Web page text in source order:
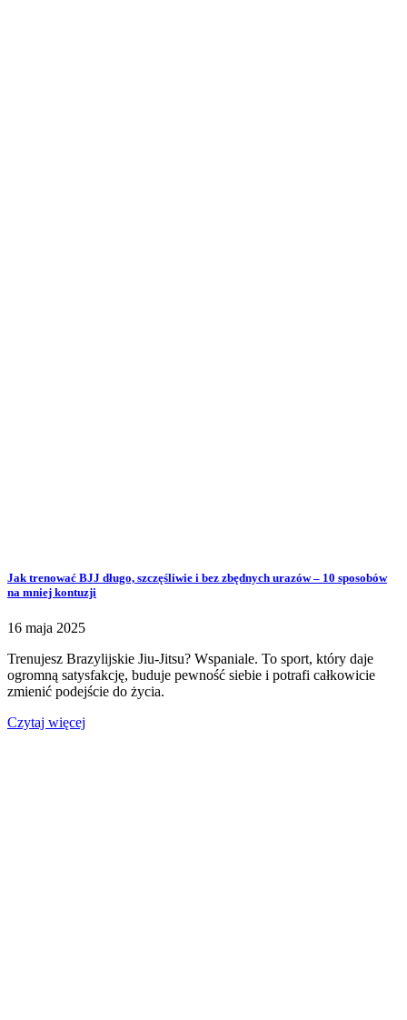
Jak trenować BJJ długo, szczęśliwie i bez zbędnych urazów – 10 sposobów
na mniej kontuzji
16 maja 2025
Trenujesz Brazylijskie Jiu-Jitsu? Wspaniale. To sport, który daje
ogromną satysfakcję, buduje pewność siebie i potrafi całkowicie
zmienić podejście do życia.
Czytaj więcej